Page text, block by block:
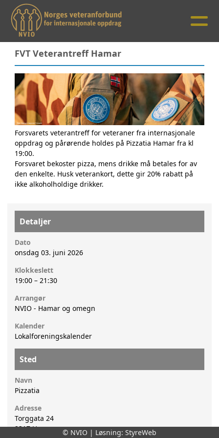
FVT Veterantreff Hamar
Forsvarets veterantreff for veteraner fra internasjonale
oppdrag og pårørende holdes på Pizzatia Hamar fra kl
19:00.
Forsvaret bekoster pizza, mens drikke må betales for av
den enkelte. Husk veterankort, dette gir 20% rabatt på
ikke alkoholholdige drikker.
Detaljer
Dato
onsdag 03. juni 2026
Klokkeslett
19:00 – 21:30
Arrangør
NVIO - Hamar og omegn
Kalender
Lokalforeningskalender
Sted
Navn
Pizzatia
Adresse
Torggata 24
2317 Hamar © NVIO | Løsning: StyreWeb